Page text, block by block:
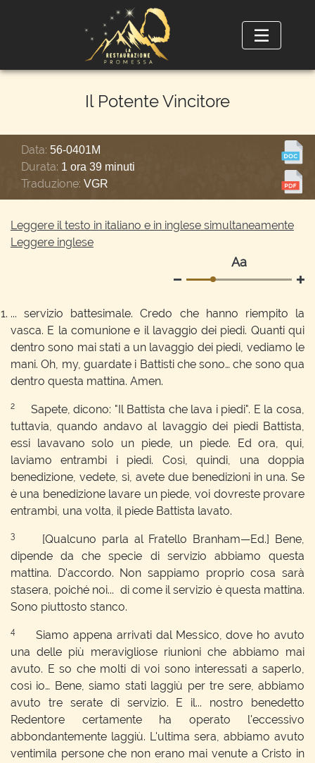
Il Potente Vincitore
Data: 56-0401M
Durata: 1 ora 39 minuti
Traduzione: VGR
Leggere il testo in italiano e in inglese simultaneamente
Leggere inglese
Аа
... servizio battesimale. Credo che hanno riempito la
vasca. E la comunione e il lavaggio dei piedi. Quanti qui
dentro sono mai stati a un lavaggio dei piedi, vediamo le
mani. Oh, my, guardate i Battisti che sono… che sono qua
dentro questa mattina. Amen.
2
Sapete, dicono: "Il Battista che lava i piedi". E la cosa,
tuttavia, quando andavo al lavaggio dei piedi Battista,
essi lavavano solo un piede, un piede. Ed ora, qui,
laviamo entrambi i piedi. Così, quindi, una doppia
benedizione, vedete, sì, avete due benedizioni in una. Se
è una benedizione lavare un piede, voi dovreste provare
entrambi, una volta, il piede Battista lavato.
3
[Qualcuno parla al Fratello Branham—Ed.] Bene,
dipende da che specie di servizio abbiamo questa
mattina. D'accordo. Non sappiamo proprio cosa sarà
stasera, poiché noi... di come il servizio è questa mattina.
Sono piuttosto stanco.
4
Siamo appena arrivati dal Messico, dove ho avuto
una delle più meravigliose riunioni che abbiamo mai
avuto. E so che molti di voi sono interessati a saperlo,
così io… Bene, siamo stati laggiù per tre sere, abbiamo
avuto tre serate di servizio. E il... nostro benedetto
Redentore certamente ha operato l'eccessivo
abbondantemente laggiù. L'ultima sera, abbiamo avuto
ventimila persone che non erano mai venute a Cristo in